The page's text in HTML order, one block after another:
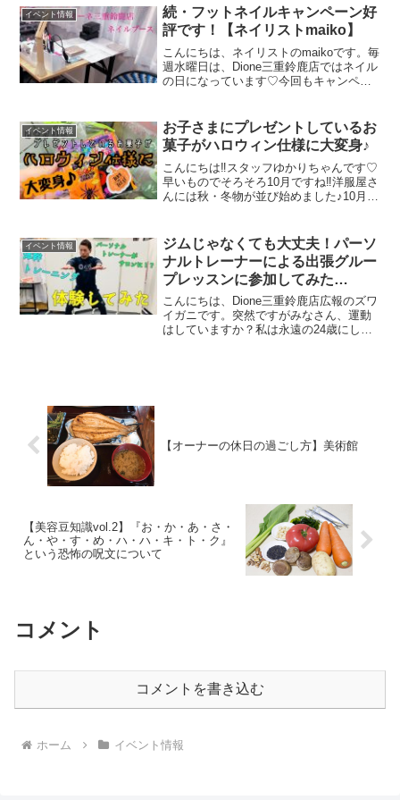
てしまったら、大変ですからね。常に自
分の体を労ってあげる...
イベント情報
続・フットネイルキャンペーン好
評です！【ネイリストmaiko】
こんにちは、ネイリストのmaikoです。毎
週水曜日は、Dione三重鈴鹿店ではネイル
の日になっています♡今回もキャンペー
選びいただきました。キャンペーンアー
トの中から、...
イベント情報
お子さまにプレゼントしているお
菓子がハロウィン仕様に大変身♪
こんにちは‼スタッフゆかりちゃんです♡
早いものでそろそろ10月ですね‼洋服屋さ
んには秋・冬物が並び始めました♪10月と
す‼‼最近ではいろんなところでハロウィ
ンイベントが開催されてますよ...
イベント情報
ジムじゃなくても大丈夫！パーソ
ナルトレーナーによる出張グルー
プレッスンに参加してみた
【Dione三重鈴鹿店主催！】
こんにちは、Dione三重鈴鹿店広報のズワ
イガニです。突然ですがみなさん、運動
はしていますか？私は永遠の24歳にして
【オーナーの休日の過ごし方】美術館
【美容豆知識vol.2】『お・か・あ・さ・
ん・や・す・め・ハ・ハ・キ・ト・ク』
という恐怖の呪文について
コメント
コメントを書き込む
ホーム イベント情報